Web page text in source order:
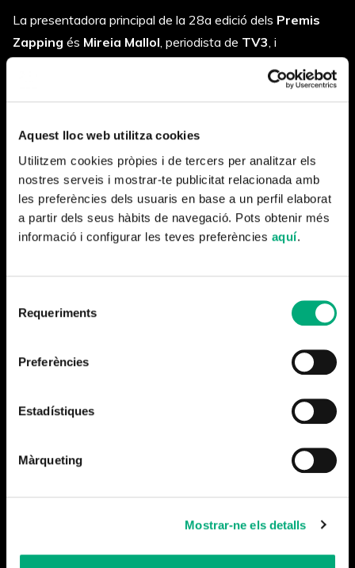
Aquest lloc web utilitza cookies
Utilitzem cookies pròpies i de tercers per analitzar els
nostres serveis i mostrar-te publicitat relacionada amb
les preferències dels usuaris en base a un perfil elaborat
a partir dels seus hàbits de navegació. Pots obtenir més
informació i configurar les teves preferències aquí.
Requeriments
Preferències
Estadístiques
Màrqueting
Mostrar-ne els detalls
La presentadora principal de la 28a edició dels Premis
Zapping és Mireia Mallol , periodista de TV3 , i
Blanquerna-Universitat
Concurs Jove Presentador@.
Aquest premi arriba pocs dies després que el programa
celebrés el seu 17è aniversari.
Llegeix-ne més